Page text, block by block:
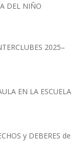
DEL NIÑO
2025–
EN LA ESCUELA
y DEBERES de